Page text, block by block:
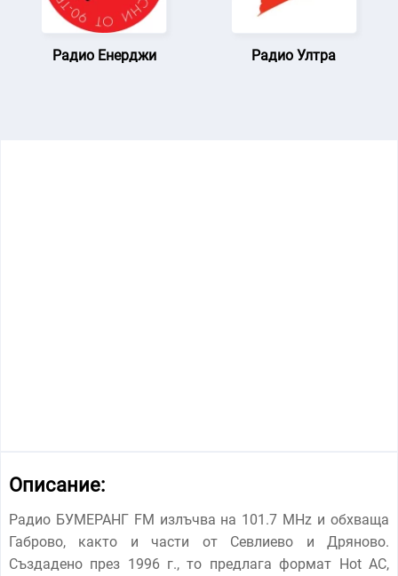
Радио Енерджи Радио Ултра
Описание:
Радио БУМЕРАНГ FM излъчва на 101.7 MHz и обхваща
Габрово, както и части от Севлиево и Дряново.
Създадено през 1996 г., то предлага формат Hot AC,